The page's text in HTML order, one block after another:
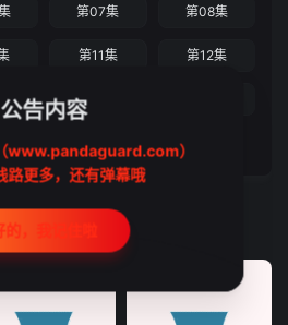
第07集 第08集
第11集 第12集
第15集
第19集
公告内容
www.pandaguard.com）
路更多，还有弹幕哦
的，我记住啦